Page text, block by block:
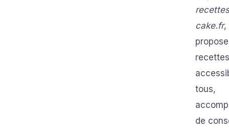
cake.fr,
recettes
tous,
de